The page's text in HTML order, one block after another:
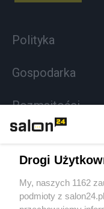
Polityka
Gospodarka
Rozmaitości
Sport
Społeczeństwo
Drogi
My, naszych 1162
podmioty z